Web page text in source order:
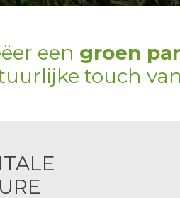
een groen
touch